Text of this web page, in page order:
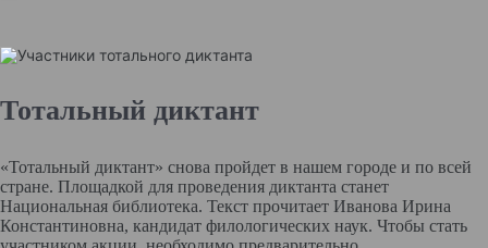
Тотальный диктант
«Тотальный диктант» снова пройдет в нашем городе и по всей
стране. Площадкой для проведения диктанта станет
Национальная библиотека. Текст прочитает Иванова Ирина
Константиновна, кандидат филологических наук. Чтобы стать